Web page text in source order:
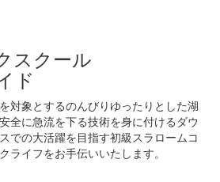
スクール
ド
対象とするのんびりゆったりとした湖
全に急流を下る技術を身に付けるダウ
での大活躍を目指す初級スラロームコ
ライフをお手伝いいたします。